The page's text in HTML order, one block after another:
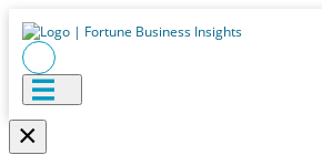
×